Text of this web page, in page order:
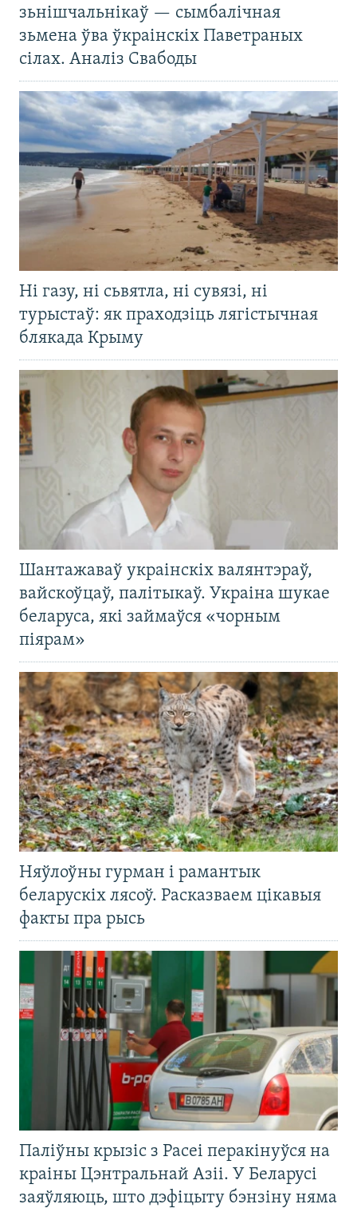
зьнішчальнікаў — сымбалічная
зьмена ўва ўкраінскіх Паветраных
сілах. Аналіз Свабоды
Ні газу, ні сьвятла, ні сувязі, ні
турыстаў: як праходзіць лягістычная
блякада Крыму
Шантажаваў украінскіх валянтэраў,
вайскоўцаў, палітыкаў. Украіна шукае
беларуса, які займаўся «чорным
піярам»
Няўлоўны гурман і рамантык
беларускіх лясоў. Расказваем цікавыя
факты пра рысь
Паліўны крызіс з Расеі перакінуўся на
краіны Цэнтральнай Азіі. У Беларусі
заяўляюць, што дэфіцыту бэнзіну няма